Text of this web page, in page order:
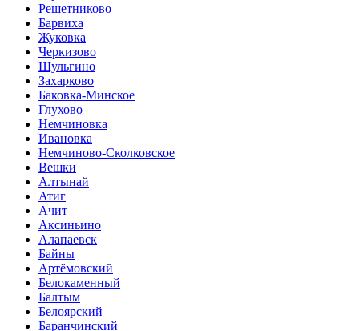
Решетниково
Барвиха
Жуковка
Черкизово
Шульгино
Захарково
Баковка-Минское
Глухово
Немчиновка
Ивановка
Немчиново-Сколковское
Вешки
Алтынай
Атиг
Ачит
Аксиньино
Алапаевск
Байны
Артёмовский
Белокаменный
Балтым
Белоярский
Баранчинский